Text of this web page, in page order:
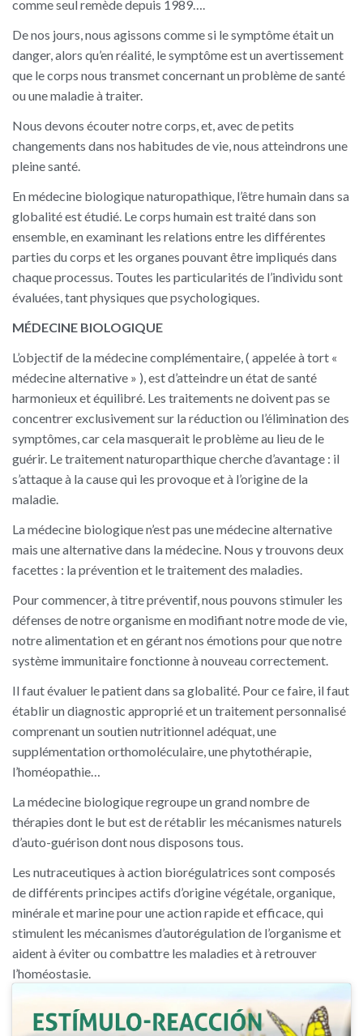
comme seul remède depuis 1989….
De nos jours, nous agissons comme si le symptôme était un
danger, alors qu’en réalité, le symptôme est un avertissement
que le corps nous transmet concernant un problème de santé
ou une maladie à traiter.
Nous devons écouter notre corps, et, avec de petits
changements dans nos habitudes de vie, nous atteindrons une
pleine santé.
En médecine biologique naturopathique, l’être humain dans sa
globalité est étudié. Le corps humain est traité dans son
ensemble, en examinant les relations entre les différentes
parties du corps et les organes pouvant être impliqués dans
chaque processus. Toutes les particularités de l’individu sont
évaluées, tant physiques que psychologiques.
MÉDECINE BIOLOGIQUE
L’objectif de la médecine complémentaire, ( appelée à tort «
médecine alternative » ), est d’atteindre un état de santé
harmonieux et équilibré. Les traitements ne doivent pas se
concentrer exclusivement sur la réduction ou l’élimination des
symptômes, car cela masquerait le problème au lieu de le
guérir. Le traitement naturoparthique cherche d’avantage : il
s’attaque à la cause qui les provoque et à l’origine de la
maladie.
La médecine biologique n’est pas une médecine alternative
mais une alternative dans la médecine. Nous y trouvons deux
facettes : la prévention et le traitement des maladies.
Pour commencer, à titre préventif, nous pouvons stimuler les
défenses de notre organisme en modifiant notre mode de vie,
notre alimentation et en gérant nos émotions pour que notre
système immunitaire fonctionne à nouveau correctement.
Il faut évaluer le patient dans sa globalité. Pour ce faire, il faut
établir un diagnostic approprié et un traitement personnalisé
comprenant un soutien nutritionnel adéquat, une
supplémentation orthomoléculaire, une phytothérapie,
l’homéopathie…
La médecine biologique regroupe un grand nombre de
thérapies dont le but est de rétablir les mécanismes naturels
d’auto-guérison dont nous disposons tous.
Les nutraceutiques à action biorégulatrices sont composés
de différents principes actifs d’origine végétale, organique,
minérale et marine pour une action rapide et efficace, qui
stimulent les mécanismes d’autorégulation de l’organisme et
aident à éviter ou combattre les maladies et à retrouver
l’homéostasie.